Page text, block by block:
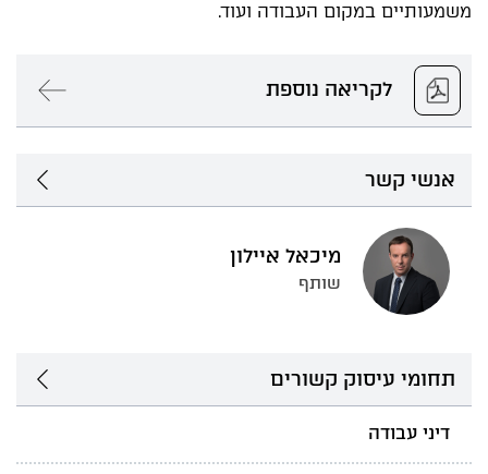
משמעותיים במקום העבודה ועוד.
לקריאה נוספת
אנשי קשר
מיכאל איילון
שותף
תחומי עיסוק קשורים
דיני עבודה